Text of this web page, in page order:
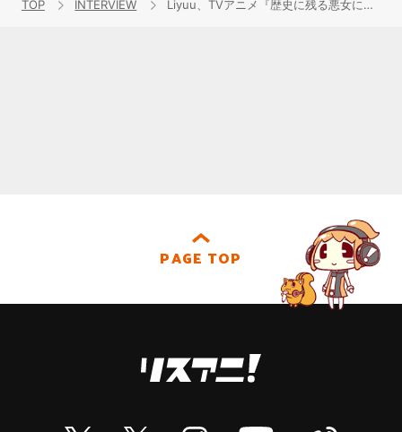
TOP INTERVIEW Liyuu、TVアニメ『歴史に残る悪女になるぞ』OPテーマ「バッドゥドゥドゥ」&冬にピッタリな「わがままとPコート」を収めたニューシングルリリースインタビュー
PAGE TOP